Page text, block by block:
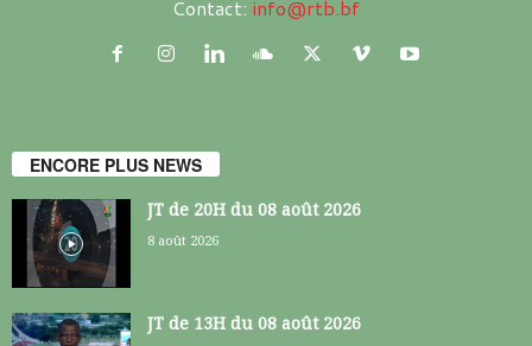
Contact: info@rtb.bf
ENCORE PLUS NEWS
JT de 20H du 08 août 2026
8 août 2026
JT de 13H du 08 août 2026